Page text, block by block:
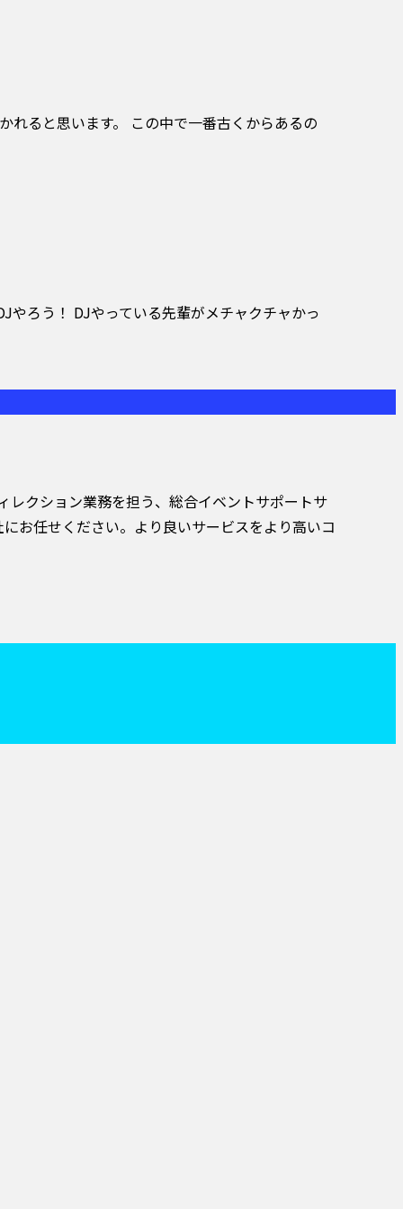
ると思います。 この中で一番古くからあるの
やろう！ DJやっている先輩がメチャクチャかっ
レクション業務を担う、総合イベントサポートサ
お任せください。より良いサービスをより高いコ